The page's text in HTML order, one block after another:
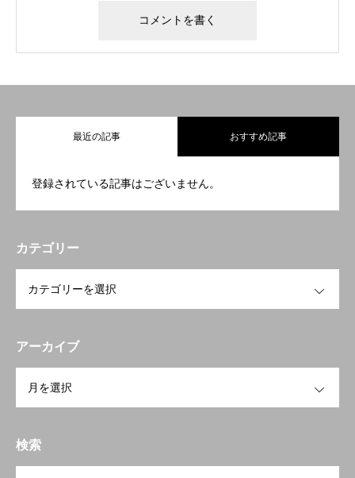
最近の記事 おすすめ記事
登録されている記事はございません。
カテゴリー
アーカイブ
検索